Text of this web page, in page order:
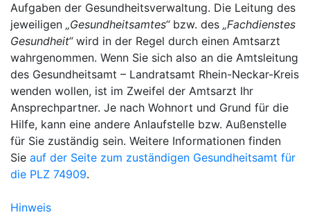
Aufgaben der Gesundheitsverwaltung. Die Leitung des
jeweiligen „Gesundheitsamtes“bzw. des „Fachdienstes
Gesundheit“wird in der Regel durch einen Amtsarzt
wahrgenommen. Wenn Sie sich also an die Amtsleitung
des Gesundheitsamt – Landratsamt Rhein-Neckar-Kreis
wenden wollen, ist im Zweifel der Amtsarzt Ihr
Ansprechpartner. Je nach Wohnort und Grund für die
Hilfe, kann eine andere Anlaufstelle bzw. Außenstelle
für Sie zuständig sein. Weitere Informationen finden
Sie auf der Seite zum zuständigen Gesundheitsamt für
die PLZ 74909.
Hinweis